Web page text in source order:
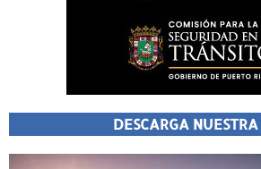
DESCARGA